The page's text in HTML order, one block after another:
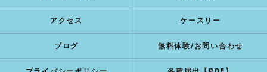
アクセス ケースリー
ブログ 無料体験/お問い合わせ